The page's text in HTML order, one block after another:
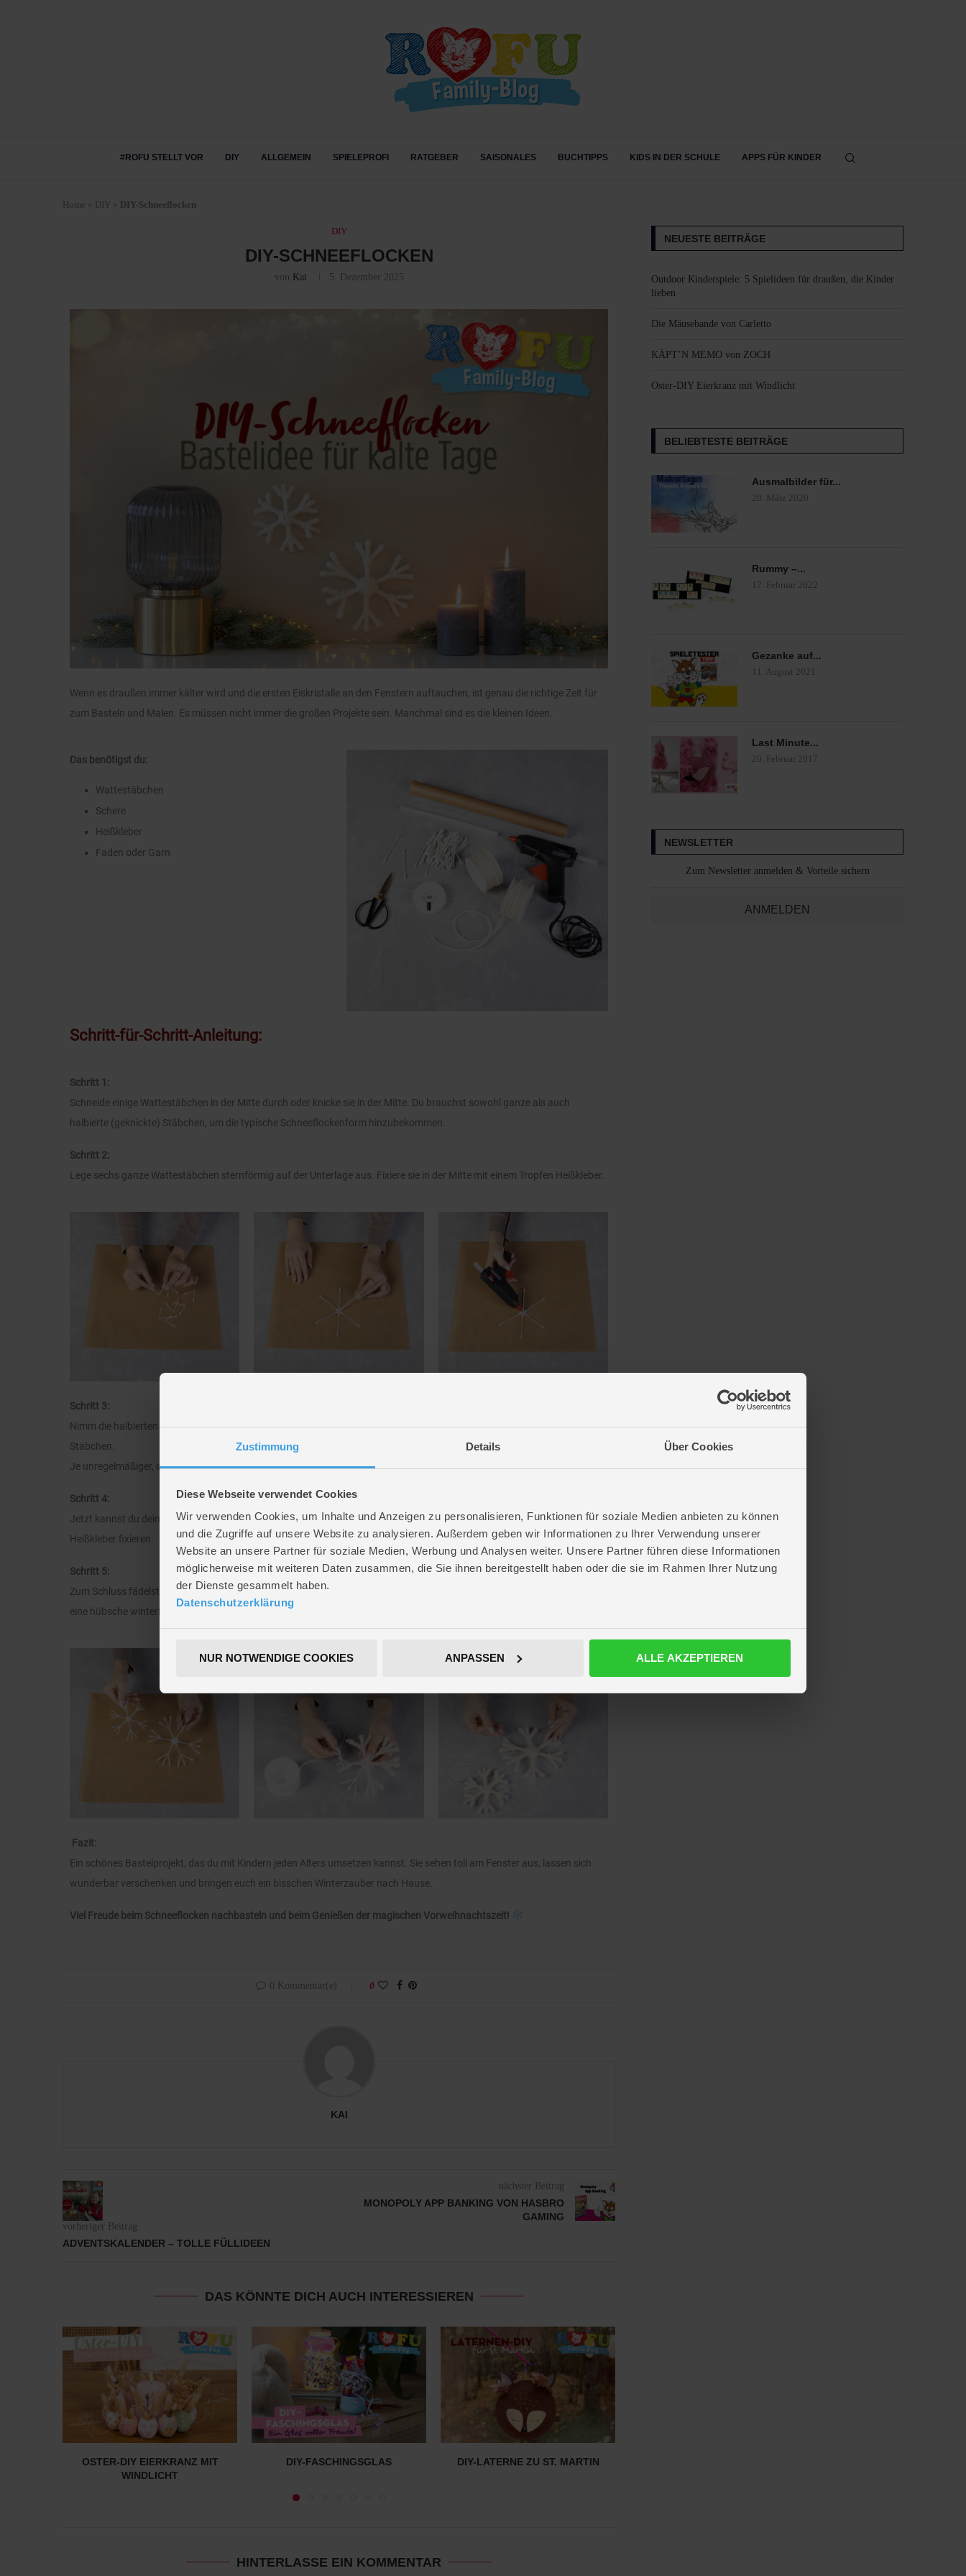
Zustimmung Details Über Cookies
Diese Webseite verwendet Cookies
Wir verwenden Cookies, um Inhalte und Anzeigen zu personalisieren, Funktionen für soziale Medien anbieten zu können
und die Zugriffe auf unsere Website zu analysieren. Außerdem geben wir Informationen zu Ihrer Verwendung unserer
Website an unsere Partner für soziale Medien, Werbung und Analysen weiter. Unsere Partner führen diese Informationen
möglicherweise mit weiteren Daten zusammen, die Sie ihnen bereitgestellt haben oder die sie im Rahmen Ihrer Nutzung
der Dienste gesammelt haben.
Datenschutzerklärung
NUR NOTWENDIGE COOKIES ANPASSEN ALLE AKZEPTIEREN
#ROFU STELLT VOR DIY ALLGEMEIN SPIELEPROFI RATGEBER SAISONALES BUCHTIPPS KIDS IN DER SCHULE APPS FÜR KINDER
Home » DIY » DIY-Schneeflocken
DIY
DIY-SCHNEEFLOCKEN
von Kai 5. Dezember 2025
Wenn es draußen immer kälter wird und die ersten Eiskristalle an den Fenstern auftauchen, ist genau die richtige Zeit für
zum Basteln und Malen. Es müssen nicht immer die großen Projekte sein. Manchmal sind es die kleinen Ideen.
Das benötigst du:
Wattestäbchen
Schere
Heißkleber
Faden oder Garn
Schritt-für-Schritt-Anleitung:
Schritt 1:
Schneide einige Wattestäbchen in der Mitte durch oder knicke sie in der Mitte. Du brauchst sowohl ganze als auch
halbierte (geknickte) Stäbchen, um die typische Schneeflockenform hinzubekommen.
Schritt 2:
Lege sechs ganze Wattestäbchen sternförmig auf der Unterlage aus. Fixiere sie in der Mitte mit einem Tropfen Heißkleber.
Schritt 3:
Nimm die halbierten Wattestäbchen und klebe diese mit der Heißklebepistole als kleine „Äste“ an die Enden der langen
Stäbchen.
Je unregelmäßiger, desto natürlicher wirkt die Schneeflocke später.
Schritt 4:
Jetzt kannst du deine Schneeflocke mit dem Dekoband umwickeln und das Ganze an ein paar Stellen mit kleinen Punkten
Heißkleber fixieren.
Schritt 5:
Zum Schluss fädelst du einfach einen Faden oder eine transparente Schnur durch eine der Öffnungen und schon hast du
eine hübsche winterliche Fensterdeko.
Fazit:
Ein schönes Bastelprojekt, das du mit Kindern jeden Alters umsetzen kannst. Sie sehen toll am Fenster aus, lassen sich
wunderbar verschenken und bringen euch ein bisschen Winterzauber nach Hause.
Viel Freude beim Schneeflocken nachbasteln und beim Genießen der magischen Vorweihnachtszeit!
0 Kommentar(e) 0
KAI
vorheriger Beitrag
ADVENTSKALENDER – TOLLE FÜLLIDEEN
nächster Beitrag
MONOPOLY APP BANKING VON HASBRO
GAMING
DAS KÖNNTE DICH AUCH INTERESSIEREN
OSTER-DIY EIERKRANZ MIT
WINDLICHT
DIY-FASCHINGSGLAS DIY-LATERNE ZU ST. MARTIN
HINTERLASSE EIN KOMMENTAR
NEUESTE BEITRÄGE
Outdoor Kinderspiele: 5 Spielideen für draußen, die Kinder
lieben
Die Mäusebande von Carletto
KÄPT’N MEMO von ZOCH
Oster-DIY Eierkranz mit Windlicht
BELIEBTESTE BEITRÄGE
Ausmalbilder für...
20. März 2020
Rummy –...
17. Februar 2022
Gezanke auf...
11. August 2021
Last Minute...
20. Februar 2017
NEWSLETTER
Zum Newsletter anmelden & Vorteile sichern
ANMELDEN